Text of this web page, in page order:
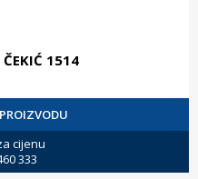
1514
cijenu
333